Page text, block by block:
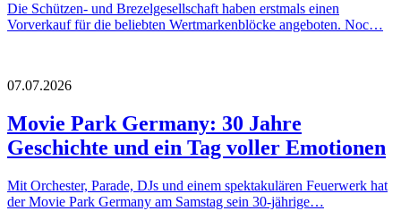
Die Schützen- und Brezelgesellschaft haben erstmals einen
Vorverkauf für die beliebten Wertmarkenblöcke angeboten. Noc…
07.07.2026
Movie Park Germany: 30 Jahre
Geschichte und ein Tag voller Emotionen
Mit Orchester, Parade, DJs und einem spektakulären Feuerwerk hat
der Movie Park Germany am Samstag sein 30-jährige…